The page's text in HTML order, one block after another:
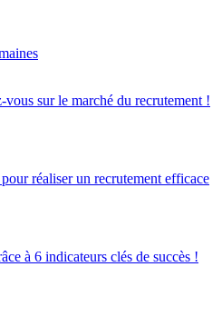
sur le marché du recrutement !
réaliser un recrutement efficace
à 6 indicateurs clés de succès !